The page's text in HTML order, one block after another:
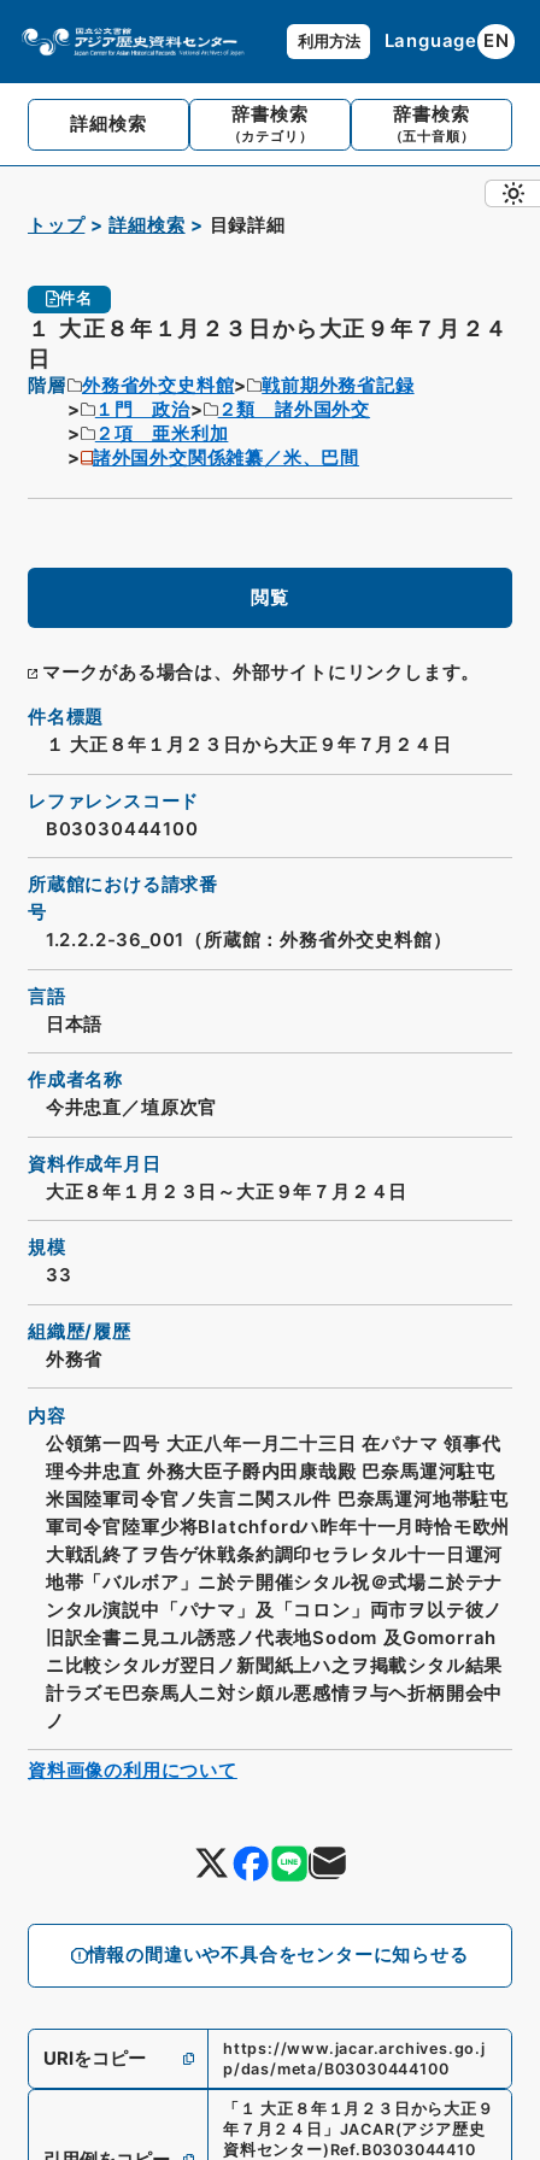
利用方法 Language EN
詳細検索 辞書検索
（カテゴリ）
辞書検索
（五十音順）
トップ 詳細検索 目録詳細
件名
１ 大正８年１月２３日から大正９年７月２４
日
階層 外務省外交史料館
戦前期外務省記録
１門 政治
２類 諸外国外交
２項 亜米利加
諸外国外交関係雑纂／米、巴間
閲覧
マークがある場合は、外部サイトにリンクします。
情報の間違いや不具合をセンターに知らせる
件名標題
１ 大正８年１月２３日から大正９年７月２４日
レファレンスコード
B03030444100
所蔵館における請求番
号
1.2.2.2-36_001（所蔵館：外務省外交史料館）
言語
日本語
作成者名称
今井忠直／埴原次官
資料作成年月日
大正８年１月２３日～大正９年７月２４日
規模
33
組織歴/履歴
外務省
内容
公領第一四号 大正八年一月二十三日 在パナマ 領事代
理今井忠直 外務大臣子爵内田康哉殿 巴奈馬運河駐屯
米国陸軍司令官ノ失言ニ関スル件 巴奈馬運河地帯駐屯
軍司令官陸軍少将Blatchfordハ昨年十一月時恰モ欧州
大戦乱終了ヲ告ゲ休戦条約調印セラレタル十一日運河
地帯「バルボア」ニ於テ開催シタル祝＠式場ニ於テナ
ンタル演説中「パナマ」及「コロン」両市ヲ以テ彼ノ
旧訳全書ニ見ユル誘惑ノ代表地Sodom 及Gomorrah
ニ比較シタルガ翌日ノ新聞紙上ハ之ヲ掲載シタル結果
計ラズモ巴奈馬人ニ対シ頗ル悪感情ヲ与ヘ折柄開会中
ノ
URIをコピー
https://www.jacar.archives.go.j
p/das/meta/B03030444100
「 １ 大正８年１月２３日から大正９
年７月２４日 」 JACAR(アジア歴史
資料センター) Ref. B0303044410
資料画像の利用について